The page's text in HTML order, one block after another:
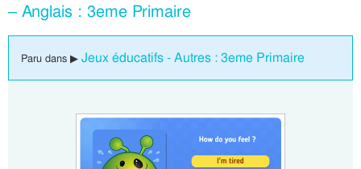
– Anglais : 3eme Primaire
Paru dans ▶ Jeux éducatifs - Autres : 3eme Primaire